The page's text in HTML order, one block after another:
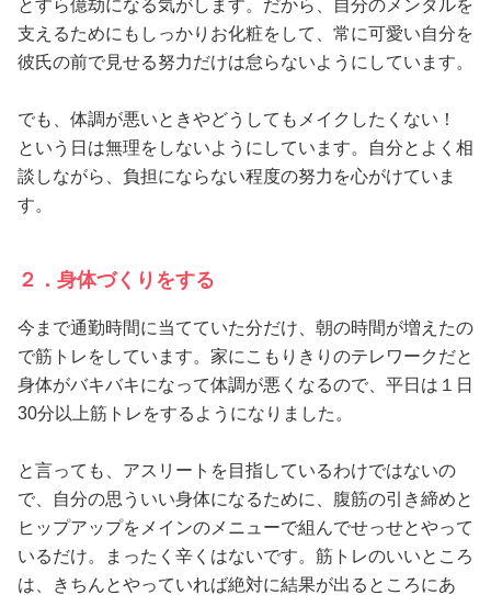
とすら億劫になる気がします。だから、自分のメンタルを
支えるためにもしっかりお化粧をして、常に可愛い自分を
彼氏の前で見せる努力だけは怠らないようにしています。
でも、体調が悪いときやどうしてもメイクしたくない！
という日は無理をしないようにしています。自分とよく相
談しながら、負担にならない程度の努力を心がけていま
す。
２．身体づくりをする
今まで通勤時間に当てていた分だけ、朝の時間が増えたの
で筋トレをしています。家にこもりきりのテレワークだと
身体がバキバキになって体調が悪くなるので、平日は１日
30分以上筋トレをするようになりました。
と言っても、アスリートを目指しているわけではないの
で、自分の思ういい身体になるために、腹筋の引き締めと
ヒップアップをメインのメニューで組んでせっせとやって
いるだけ。まったく辛くはないです。筋トレのいいところ
は、きちんとやっていれば絶対に結果が出るところにあ